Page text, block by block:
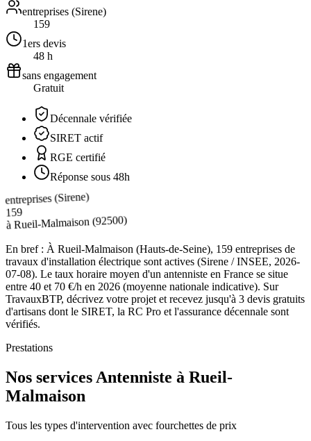
entreprises (Sirene)
159
1ers devis
48 h
sans engagement
Gratuit
Décennale vérifiée
SIRET actif
RGE certifié
Réponse sous 48h
entreprises (Sirene)
159
àRueil-Malmaison (92500)
En bref : À Rueil-Malmaison (Hauts-de-Seine), 159 entreprises de
travaux d'installation électrique sont actives (Sirene / INSEE, 2026-
07-08). Le taux horaire moyen d'un antenniste en France se situe
entre 40 et 70 €/h en 2026 (moyenne nationale indicative). Sur
TravauxBTP, décrivez votre projet et recevez jusqu'à 3 devis gratuits
d'artisans dont le SIRET, la RC Pro et l'assurance décennale sont
vérifiés.
Prestations
Nos services Antenniste à Rueil-
Malmaison
Tous les types d'intervention avec fourchettes de prix